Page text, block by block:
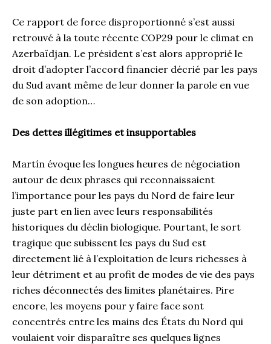
Ce rapport de force disproportionné s’est aussi
retrouvé à la toute récente COP29 pour le climat en
Azerbaïdjan. Le président s’est alors approprié le
droit d’adopter l’accord financier décrié par les pays
du Sud avant même de leur donner la parole en vue
de son adoption…
Des dettes illégitimes et insupportables
Martín évoque les longues heures de négociation
autour de deux phrases qui reconnaissaient
l’importance pour les pays du Nord de faire leur
juste part en lien avec leurs responsabilités
historiques du déclin biologique. Pourtant, le sort
tragique que subissent les pays du Sud est
directement lié à l’exploitation de leurs richesses à
leur détriment et au profit de modes de vie des pays
riches déconnectés des limites planétaires. Pire
encore, les moyens pour y faire face sont
concentrés entre les mains des États du Nord qui
voulaient voir disparaître ses quelques lignes